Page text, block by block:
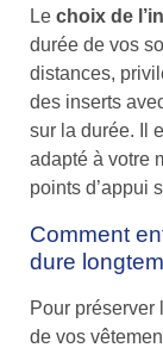
Le choix de
durée de vos
distances,
des inserts
sur la durée. Il
adapté à votre
points d’appui
Comment
dure
Pour préserver
de vos